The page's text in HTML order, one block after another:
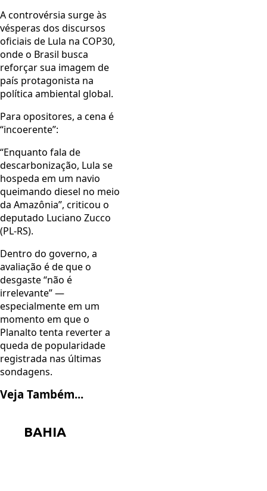
A controvérsia surge às
vésperas dos discursos
oficiais de Lula na COP30,
onde o Brasil busca
reforçar sua imagem de
país protagonista na
política ambiental global.
Para opositores, a cena é
“incoerente”:
“Enquanto fala de
descarbonização, Lula se
hospeda em um navio
queimando diesel no meio
da Amazônia”, criticou o
deputado Luciano Zucco
(PL-RS).
Dentro do governo, a
avaliação é de que o
desgaste “não é
irrelevante” —
especialmente em um
momento em que o
Planalto tenta reverter a
queda de popularidade
registrada nas últimas
sondagens.
Veja Também...
BAHIA